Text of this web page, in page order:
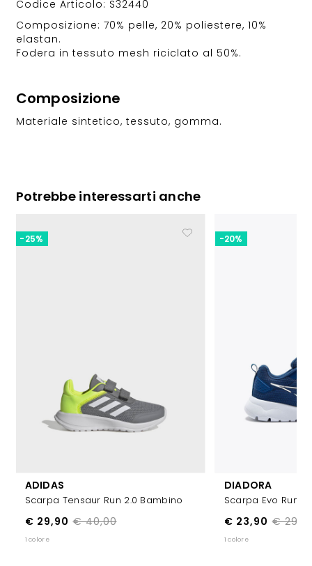
Codice Articolo: S32440
Composizione: 70% pelle, 20% poliestere, 10%
elastan.
Fodera in tessuto mesh riciclato al 50%.
Composizione
Materiale sintetico, tessuto, gomma.
Potrebbe interessarti anche
ADIDAS
Scarpa Tensaur Run 2.0 Bambino
€ 40,00
€ 29,90
-25%
1 colore
DIADORA
Scarpa Evo Run
€
€ 23,90
-20%
1 colore